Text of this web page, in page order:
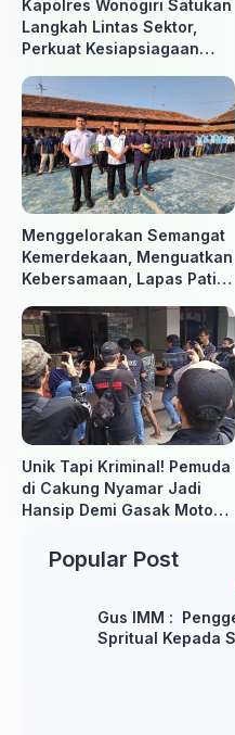
Kapolres Wonogiri Satukan
Langkah Lintas Sektor,
Perkuat Kesiapsiagaan
Menggelorakan Semangat
Kemerdekaan, Menguatkan
Kebersamaan, Lapas Pati
ke-81 RI, Warga Binaan
Antusias Ikuti Berbagai
Perlombaan
Unik Tapi Kriminal! Pemuda
di Cakung Nyamar Jadi
Hansip Demi Gasak Motor
Popular Post
Gus IMM :
Spritual Kepada